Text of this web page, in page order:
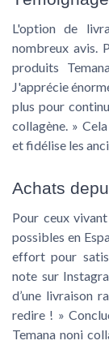
L'option de
nombreux avis.
produits
J'apprécie
plus pour
collagène. »
et fidélise les
Achats
Pour ceux
possibles en
effort pour
note sur
d’une livraison
redire ! »
Temana noni